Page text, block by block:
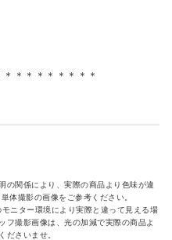
＊＊＊＊＊＊＊＊
の関係により、実際の商品より色味が違
体撮影の画像をご参考ください。
ニター環境により実際と違って見える場
フ撮影画像は、光の加減で実際の商品よ
ださいませ。